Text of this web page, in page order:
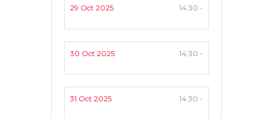
29 Oct 2025 14:30 -
30 Oct 2025 14:30 -
31 Oct 2025 14:30 -